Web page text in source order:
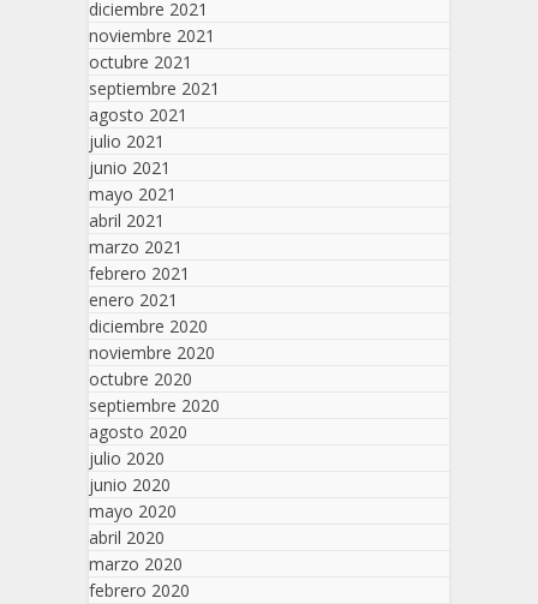
diciembre 2021
noviembre 2021
octubre 2021
septiembre 2021
agosto 2021
julio 2021
junio 2021
mayo 2021
abril 2021
marzo 2021
febrero 2021
enero 2021
diciembre 2020
noviembre 2020
octubre 2020
septiembre 2020
agosto 2020
julio 2020
junio 2020
mayo 2020
abril 2020
marzo 2020
febrero 2020